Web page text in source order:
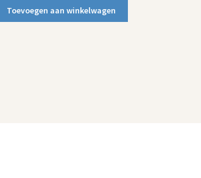
Toevoegen aan winkelwagen